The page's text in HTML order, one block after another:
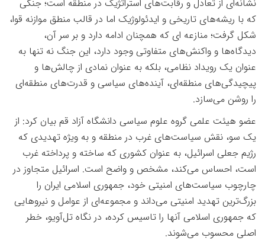
نشانه‌ای از تعادل و رقابت‌های استراتژیک در منطقه است؛ جنگی
که با ریشه‌های تاریخی و ایدئولوژیک اما در قالب منطق موازنه قوا،
شکل گرفت؛ منازعه ای که همچنان ادامه دارد و بر سر آن،
دیدگاه‌ها و واکنش‌های متفاوتی وجود دارد، این جنگ نه تنها به
عنوان یک رویداد نظامی، بلکه به عنوان نمادی از چالش‌ها و
پیچیدگی‌های منطقه‌ای، آینده‌های سیاسی و قدرت‌های منطقه‌ای
را روشن می‌سازد.
عضو هیئت علمی گروه علوم سیاسی دانشگاه آزاد قم بیان کرد: از
یک سو، نقش سیاست‌های غرب در منطقه و به ویژه تهدیدی که
رژیم جعلی اسرائیل، به عنوان کشوری که ساخته و پرداخته غرب
است، احساس می‌کند، مشخص و واضح است. اسرائیل متجاوز در
چارچوب سیاست‌های امنیتی خود، جمهوری اسلامی ایران را
بزرگ‌ترین تهدید امنیتی می‌داند و مجموعه‌ای از عوامل و نیروهایی
که جمهوری اسلامی آنها را تاسیس کرده، در نگاه تل‌آویو، خطر
اصلی محسوب می‌شوند.